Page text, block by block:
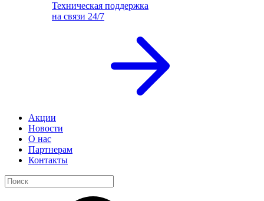
Техническая поддержка
на связи 24/7
Акции
Новости
О нас
Партнерам
Контакты